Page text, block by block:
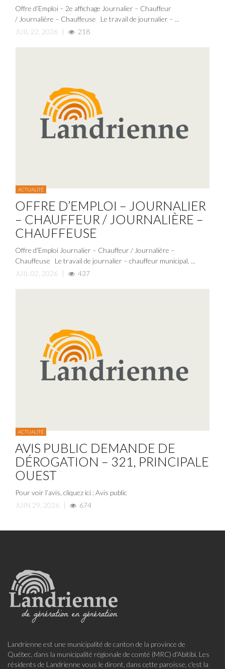
Offre d’Emploi – 2e affichage Journalier – Chauffeur
/ Journalière – Chauffeuse Le travail de journalier – ...
JUIL 22, 2026 | 218
ACTUALITÉ
OFFRE D’EMPLOI – JOURNALIER
– CHAUFFEUR / JOURNALIÈRE –
CHAUFFEUSE
Offre d’Emploi Journalier – Chauffeur / Journalière –
Chauffeuse Le travail de journalier – chauffeur municipal, ...
JUIL 02, 2026 | 437
ACTUALITÉ
AVIS PUBLIC DEMANDE DE
DÉROGATION – 321, PRINCIPALE
OUEST
Pour voir l’avis, cliquez ici : Avis public
JUIN 29, 2026 | 674
Landrienne est une municipalité de canton de la province de
Québec, dans la municipalité régionale de comté (MRC) d'Abitibi. Les
résidents de Landrienne vous le diront, dans cette paroisse, c'est la